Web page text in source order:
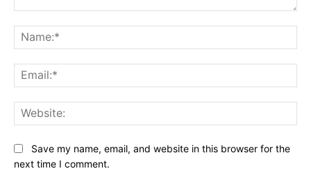
Save my name, email, and website in this browser for the
next time I comment.